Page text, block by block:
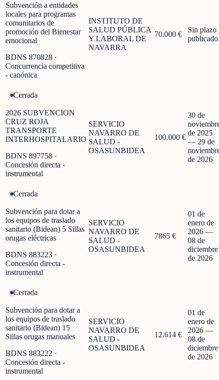
Subvención a entidades
locales para programas
comunitarios de
promoción del Bienestar
emocional
BDNS 870828 ·
Concurrencia competitiva
- canónica
INSTITUTO DE
SALUD PÚBLICA
Y LABORAL DE
NAVARRA
70.000 €
Sin plazo
publicado
Cerrada
2026 SUBVENCION
CRUZ ROJA
TRANSPORTE
INTERHOSPITALARIO
BDNS 897758 ·
Concesión directa -
instrumental
SERVICIO
NAVARRO DE
SALUD -
OSASUNBIDEA
100.000 €
30 de
de 2025
— 29 de
de 2026
Cerrada
Subvención para dotar a
los equipos de traslado
sanitario (Bidean) 5 Sillas
orugas eléctricas
BDNS 883223 ·
Concesión directa -
instrumental
SERVICIO
NAVARRO DE
SALUD -
OSASUNBIDEA
7865 €
01 de
enero de
2026 —
08 de
diciembre
de 2026
Cerrada
Subvención para dotar a
los equipos de traslado
sanitario (Bidean) 15
Sillas orugas manuales
BDNS 883222 ·
Concesión directa -
instrumental
SERVICIO
NAVARRO DE
SALUD -
OSASUNBIDEA
12.614 €
01 de
enero de
2026 —
08 de
diciembre
de 2026